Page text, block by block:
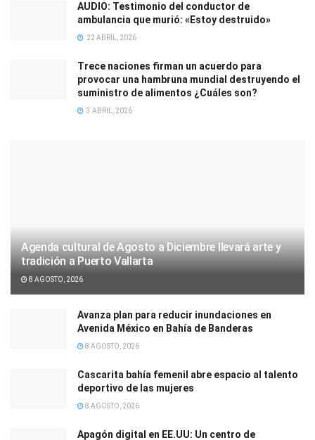
AUDIO: Testimonio del conductor de
ambulancia que murió: «Estoy destruido»
22 ABRIL, 2026
Trece naciones firman un acuerdo para
provocar una hambruna mundial destruyendo el
suministro de alimentos ¿Cuáles son?
3 ABRIL, 2026
Agenda cultural de Agosto a Diciembre llevará arte y
tradición a Puerto Vallarta
8 AGOSTO, 2026
Avanza plan para reducir inundaciones en
Avenida México en Bahía de Banderas
8 AGOSTO, 2026
Cascarita bahía femenil abre espacio al talento
deportivo de las mujeres
8 AGOSTO, 2026
Apagón digital en EE.UU: Un centro de